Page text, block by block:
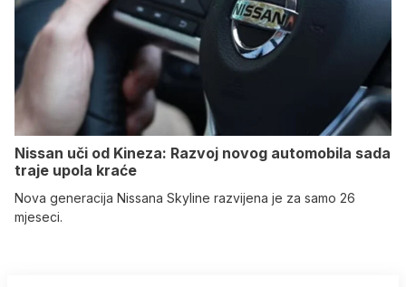
Nissan uči od Kineza: Razvoj novog automobila sada
traje upola kraće
Nova generacija Nissana Skyline razvijena je za samo 26
mjeseci.